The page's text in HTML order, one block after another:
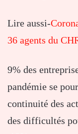
Lire aussi-
36 agents du
9% des
pandémie se
continuité des
des difficultés